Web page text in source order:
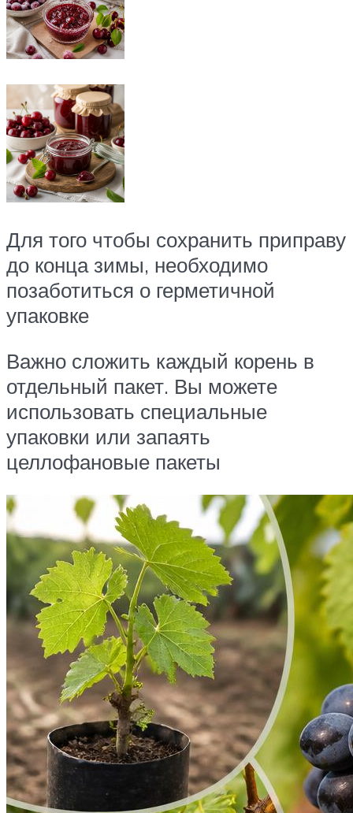
Для того чтобы сохранить приправу
до конца зимы, необходимо
позаботиться о герметичной
упаковке
Важно сложить каждый корень в
отдельный пакет. Вы можете
использовать специальные
упаковки или запаять
целлофановые пакеты